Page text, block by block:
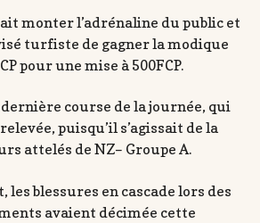
monter l’adrénaline du public et
turfiste de gagner la modique
pour une mise à 500FCP.
course de la journée, qui
puisqu’il s’agissait de la
attelés de NZ– Groupe A.
blessures en cascade lors des
avaient décimée cette